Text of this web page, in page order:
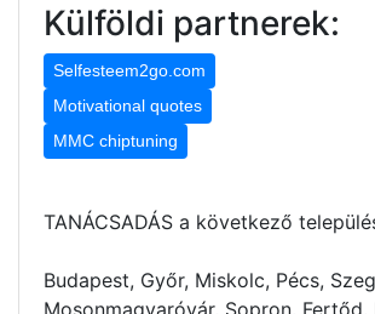
Külföldi partnerek:
Selfesteem2go.com
Motivational quotes
MMC chiptuning
TANÁCSADÁS a következő
Budapest, Győr, Miskolc, Pécs,
Mosonmagyaróvár, Sopron, Fertőd,